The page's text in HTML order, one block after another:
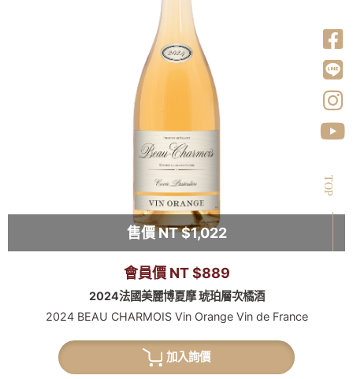
售價 NT $1,022
會員價 NT $889
2024法國美麗博夏摩 琥珀層次橘酒
2024 BEAU CHARMOIS Vin Orange Vin de France
加入詢價
TOP